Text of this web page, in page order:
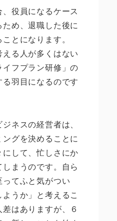
役員になるケース
め、退職した後に
とになります。
える人が多くはない
フプラン研修」の
羽目になるのです
ネスの経営者は、
グを決めることに
して、忙しさにか
まうのです。自ら
てふと気がつい
うか」と考えるこ
はありますが、６